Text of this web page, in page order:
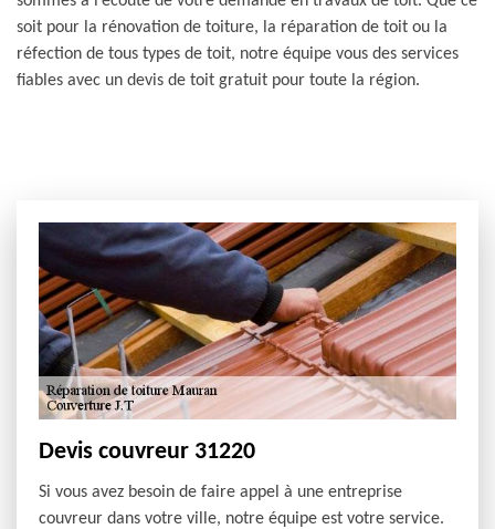
soit pour la rénovation de toiture, la réparation de toit ou la
réfection de tous types de toit, notre équipe vous des services
fiables avec un devis de toit gratuit pour toute la région.
Devis couvreur 31220
Si vous avez besoin de faire appel à une entreprise
couvreur dans votre ville, notre équipe est votre service.